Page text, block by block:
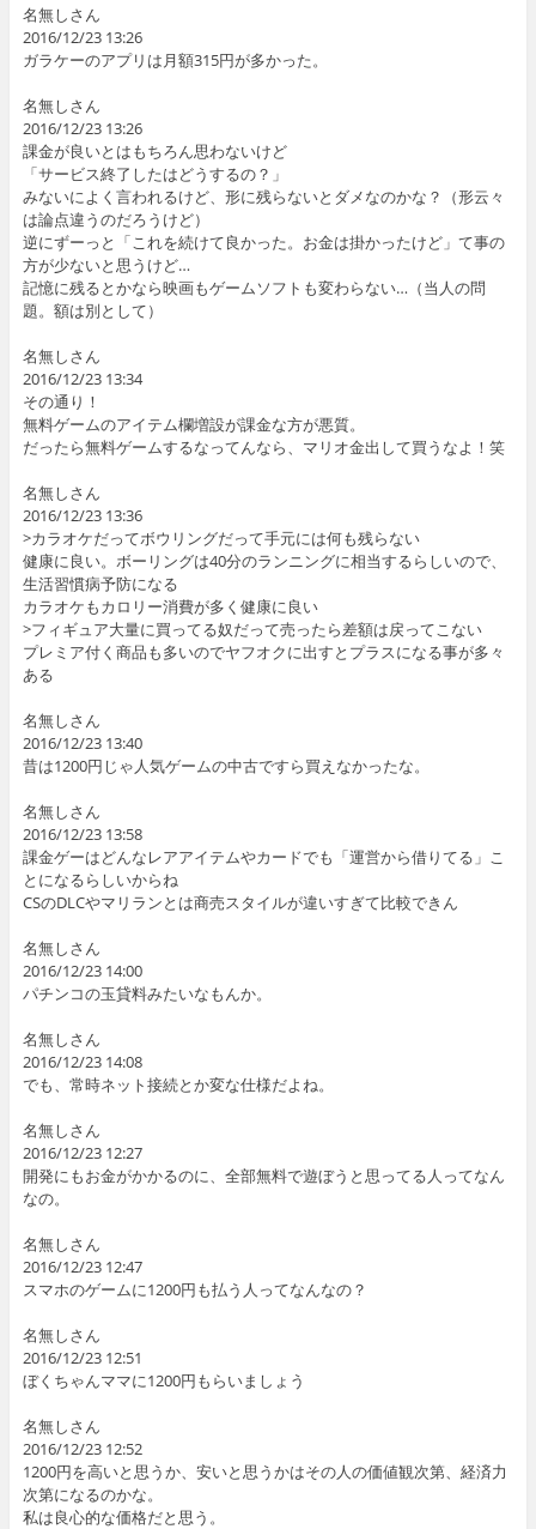
名無しさん
2016/12/23 13:26
ガラケーのアプリは月額315円が多かった。
名無しさん
2016/12/23 13:26
課金が良いとはもちろん思わないけど
「サービス終了したはどうするの？」
みないによく言われるけど、形に残らないとダメなのかな？（形云々
は論点違うのだろうけど）
逆にずーっと「これを続けて良かった。お金は掛かったけど」て事の
方が少ないと思うけど…
記憶に残るとかなら映画もゲームソフトも変わらない…（当人の問
題。額は別として）
名無しさん
2016/12/23 13:34
その通り！
無料ゲームのアイテム欄増設が課金な方が悪質。
だったら無料ゲームするなってんなら、マリオ金出して買うなよ！笑
名無しさん
2016/12/23 13:36
>カラオケだってボウリングだって手元には何も残らない
健康に良い。ボーリングは40分のランニングに相当するらしいので、
生活習慣病予防になる
カラオケもカロリー消費が多く健康に良い
>フィギュア大量に買ってる奴だって売ったら差額は戻ってこない
プレミア付く商品も多いのでヤフオクに出すとプラスになる事が多々
ある
名無しさん
2016/12/23 13:40
昔は1200円じゃ人気ゲームの中古ですら買えなかったな。
名無しさん
2016/12/23 13:58
課金ゲーはどんなレアアイテムやカードでも「運営から借りてる」こ
とになるらしいからね
CSのDLCやマリランとは商売スタイルが違いすぎて比較できん
名無しさん
2016/12/23 14:00
パチンコの玉貸料みたいなもんか。
名無しさん
2016/12/23 14:08
でも、常時ネット接続とか変な仕様だよね。
名無しさん
2016/12/23 12:27
開発にもお金がかかるのに、全部無料で遊ぼうと思ってる人ってなん
なの。
名無しさん
2016/12/23 12:47
スマホのゲームに1200円も払う人ってなんなの？
名無しさん
2016/12/23 12:51
ぼくちゃんママに1200円もらいましょう
名無しさん
2016/12/23 12:52
1200円を高いと思うか、安いと思うかはその人の価値観次第、経済力
次第になるのかな。
私は良心的な価格だと思う。